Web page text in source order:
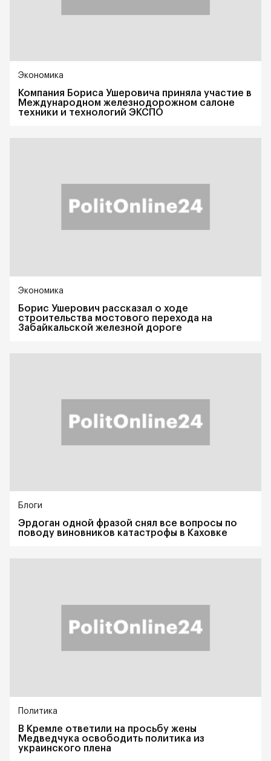
Экономика
Компания Бориса Ушеровича приняла участие в
Международном железнодорожном салоне
техники и технологий ЭКСПО
Экономика
Борис Ушерович рассказал о ходе
строительства мостового перехода на
Забайкальской железной дороге
Блоги
Эрдоган одной фразой снял все вопросы по
поводу виновников катастрофы в Каховке
Политика
В Кремле ответили на просьбу жены
Медведчука освободить политика из
украинского плена